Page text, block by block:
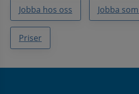
Jobba hos oss Jobba
Priser